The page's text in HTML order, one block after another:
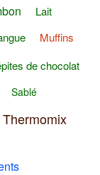
Lait
Muffins
de chocolat
Sablé
Thermomix